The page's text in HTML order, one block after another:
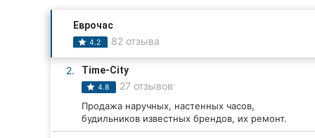
Стоматологии
Ветеринарные клиники
Частные клиники
Автошколы
Еврочас
4.2 82 отзыва
2. Time-City
4.8 27 отзывов
Продажа наручных, настенных часов,
будильников известных брендов, их ремонт.